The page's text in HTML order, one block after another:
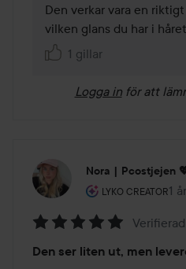
Den verkar vara en
vilken glans du har i
1 gillar
Logga in för att
Nora | Pcostjejen
LYKO CREATOR
Användarens roll:1 år
5
Den ser liten ut, men